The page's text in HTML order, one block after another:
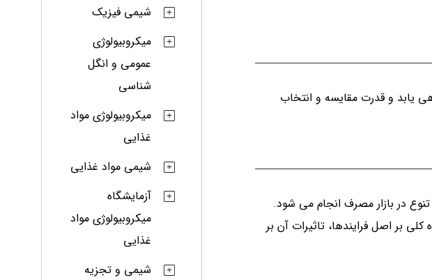
یابد و قدرت مقایسه و انتخاب
در بازار مصرف انجام می شود.
بر اصل فرایندها، تاثیرات آن بر
شیمی فیزیک
میکروبیولوژی
عمومی و انگل
شناسی
میکروبیولوژی مواد
غذایی
شیمی مواد غذایی
آزمایشگاه
میکروبیولوژی مواد
غذایی
شیمی و تجزیه